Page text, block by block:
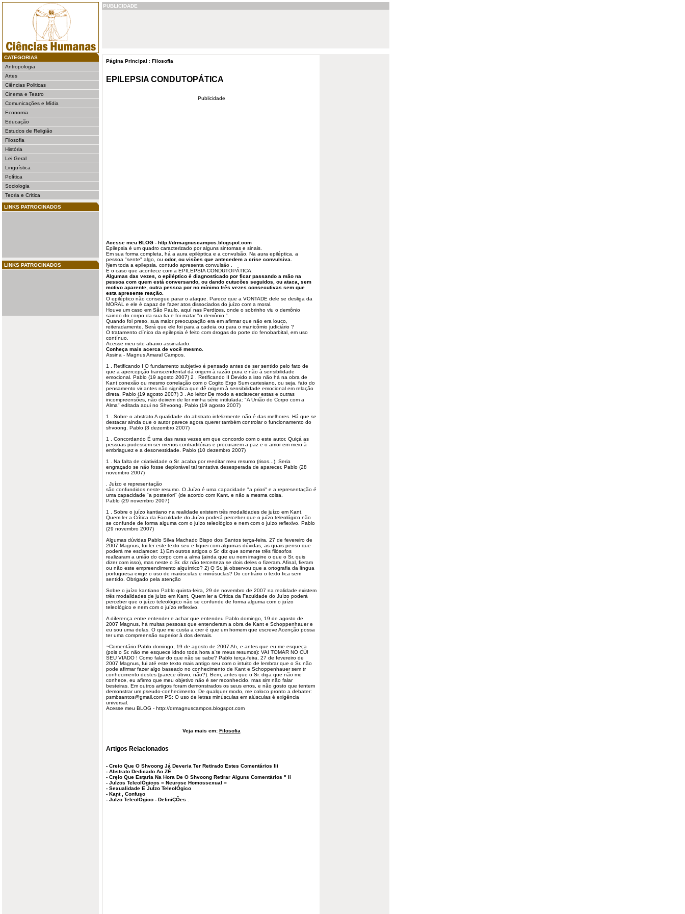
CATEGORIAS
Antropologia
Artes
Ciências Politicas
Cinema e Teatro
Comunicações e Mídia
Economia
Educação
Estudos de Religião
Filosofia
História
Lei Geral
Linguística
Política
Sociologia
Teoria e Crítica
LINKS PATROCINADOS
LINKS PATROCINADOS
PUBLICIDADE
Página Principal : Filosofia
EPILEPSIA CONDUTOPÁTICA
Publicidade
Acesse meu BLOG - http://drmagnuscampos.blogspot.com
Epilepsia é um quadro caracterizado por alguns sintomas e sinais.
Em sua forma completa, há a aura epiléptica e a convulsão. Na aura epiléptica, a
pessoa "sente" algo, ou odor, ou visões que antecedem a crise convulsiva.
Nem toda a epilepsia, contudo apresenta convulsão .
É o caso que acontece com a EPILEPSIA CONDUTOPÁTICA.
Algumas das vezes, o epiléptico é diagnosticado por ficar passando a mão na
pessoa com quem está conversando, ou dando cutucões seguidos, ou ataca, sem
motivo aparente, outra pessoa por no mínimo três vezes consecutivas sem que
esta apresente reação.
O epiléptico não consegue parar o ataque. Parece que a VONTADE dele se desliga da
MORAL e ele é capaz de fazer atos dissociados do juízo com a moral.
Houve um caso em São Paulo, aquí nas Perdizes, onde o sobrinho viu o demônio
saindo do corpo da sua tia e foi matar "o demônio ".
Quando foi preso, sua maior preocupação era em afirmar que não era louco,
reiteradamente. Será que ele foi para a cadeia ou para o manicômio judiciário ?
O tratamento clínico da epilepsia é feito com drogas do porte do fenobarbital, em uso
contínuo.
Acesse meu site abaixo assinalado.
Conheça mais acerca de você mesmo.
Assina - Magnus Amaral Campos.
1 . Retificando I O fundamento subjetivo é pensado antes de ser sentido pelo fato de
que a apercepção transcendental dá origem à razão pura e não à sensibilidade
emocional. Pablo (19 agosto 2007) 2 . Retificando II Devido a isto não há na obra de
Kant conexão ou mesmo correlação com o Cogito Ergo Sum cartesiano, ou seja, fato do
pensamento vir antes não significa que dê origem à sensibilidade emocional em relação
direta. Pablo (19 agosto 2007) 3 . Ao leitor De modo a esclarecer estas e outras
incompreensões, não deixem de ler minha série intitulada: "A União do Corpo com a
Alma" editada aqui no Shvoong. Pablo (19 agosto 2007)
1 . Sobre o abstrato A qualidade do abstrato infelizmente não é das melhores. Há que se
destacar ainda que o autor parece agora querer também controlar o funcionamento do
shvoong. Pablo (3 dezembro 2007)
1 . Concordando É uma das raras vezes em que concordo com o este autor. Quiçá as
pessoas pudessem ser menos contraditórias e procurarem a paz e o amor em meio à
embriaguez e a desonestidade. Pablo (10 dezembro 2007)
1 . Na falta de criatividade o Sr. acaba por reeditar meu resumo (risos...). Seria
engraçado se não fosse deplorável tal tentativa desesperada de aparecer. Pablo (28
novembro 2007)
. Juízo e representação
são confundidos neste resumo. O Juízo é uma capacidade "a priori" e a representação é
uma capacidade "a posteriori" (de acordo com Kant, e não a mesma coisa.
Pablo (29 novembro 2007)
1 . Sobre o juízo kantiano na realidade existem três modalidades de juízo em Kant.
Quem ler a Crítica da Faculdade do Juízo poderá perceber que o juízo teleológico não
se confunde de forma alguma com o juízo teleológico e nem com o juízo reflexivo. Pablo
(29 novembro 2007)
Algumas dúvidas Pablo Silva Machado Bispo dos Santos terça-feira, 27 de fevereiro de
2007 Magnus, fui ler este texto seu e fiquei com algumas dúvidas, as quais penso que
poderá me esclarecer: 1) Em outros artigos o Sr. diz que somente três filósofos
realizaram a união do corpo com a alma (ainda que eu nem imagine o que o Sr. quis
dizer com isso), mas neste o Sr. diz não tercerteza se dois deles o fizeram. Afinal, fieram
ou não este empreendimento alquímico? 2) O Sr. já observou que a ortografia da língua
portuguesa exige o uso de maiúsculas e minúsuclas? Do contrário o texto fica sem
sentido. Obrigado pela atenção
Sobre o juízo kantiano Pablo quinta-feira, 29 de novembro de 2007 na realidade existem
três modalidades de juízo em Kant. Quem ler a Crítica da Faculdade do Juízo poderá
perceber que o juízo teleológico não se confunde de forma alguma com o juízo
teleológico e nem com o juízo reflexivo.
A diferença entre entender e achar que entendeu Pablo domingo, 19 de agosto de
2007 Magnus, há muitas pessoas que entenderam a obra de Kant e Schoppenhauer e
eu sou uma delas. O que me custa a crer é que um homem que escreve Acenção possa
ter uma compreensão superior à dos demais.
~Comentário Pablo domingo, 19 de agosto de 2007 Ah, e antes que eu me esqueça
(pois o Sr. não me esquece idndo toda hora a´te meus resumos): VAI TOMAR NO CÚ!
SEU VIADO ! Como falar do que não se sabe? Pablo terça-feira, 27 de fevereiro de
2007 Magnus, fui até este texto mais antigo seu com o intuito de lembrar que o Sr. não
pode afirmar fazer algo baseado no conhecimento de Kant e Schoppenhauer sem tr
conhecimento destes (parece óbvio, não?). Bem, antes que o Sr. diga que não me
conhece, eu afirmo que meu objetivo não é ser reconhecido, mas sim não falar
besteiras. Em outros artigos foram demonstrados os seus erros, e não gosto que tentem
demonstrar um pseudo-conhecimento. De qualquer modo, me coloco pronto a debater:
psmbsantos@gmail.com PS: O uso de letras minúsculas em aiúsculas é exigência
universal.
Acesse meu BLOG - http://drmagnuscampos.blogspot.com
Veja mais em: Filosofia
Artigos Relacionados
- Creio Que O Shvoong Já Deveria Ter Retirado Estes Comentários Iii
- Abstrato Dedicado Ao ZÉ
- Creio Que Estaria Na Hora De O Shvoong Retirar Alguns Comentários " Ii
- JuÍzos TeleolÓgicos = Neurose Homossexual =
- Sexualidade E JuÍzo TeleolÓgico
- Kant , Confuso
- JuÍzo TeleolÓgico - DefiniÇÕes .